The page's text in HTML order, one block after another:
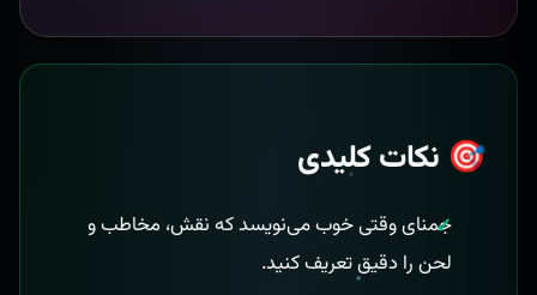
🎯 نکات کلیدی
جمنای وقتی خوب می‌نویسد که نقش، مخاطب و
لحن را دقیق تعریف کنید.